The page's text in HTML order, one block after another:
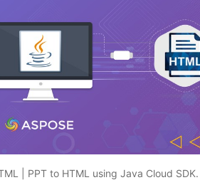
| PPT to HTML using Java Cloud SDK.